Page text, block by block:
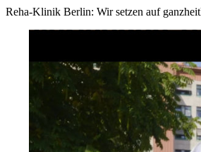
Reha-Klinik Berlin: Wir setzen auf